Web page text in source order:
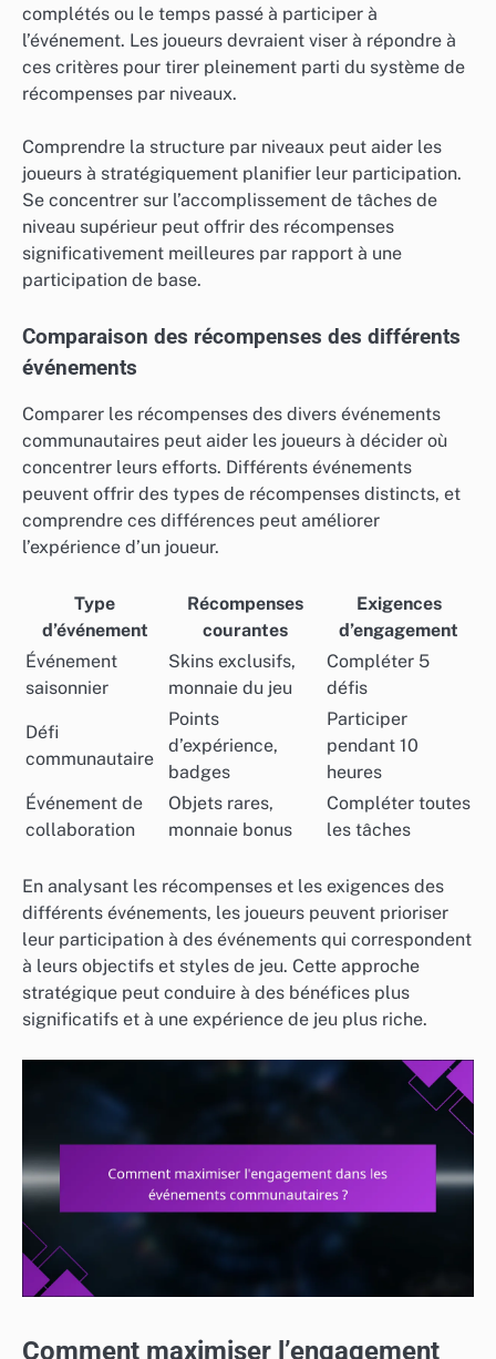
complétés ou le temps passé à participer à
l’événement. Les joueurs devraient viser à répondre à
ces critères pour tirer pleinement parti du système de
récompenses par niveaux.
Comprendre la structure par niveaux peut aider les
joueurs à stratégiquement planifier leur participation.
Se concentrer sur l’accomplissement de tâches de
niveau supérieur peut offrir des récompenses
significativement meilleures par rapport à une
participation de base.
Comparaison des récompenses des différents
événements
Comparer les récompenses des divers événements
communautaires peut aider les joueurs à décider où
concentrer leurs efforts. Différents événements
peuvent offrir des types de récompenses distincts, et
comprendre ces différences peut améliorer
l’expérience d’un joueur.
Type
d’événement
Récompenses
courantes
Exigences
d’engagement
Événement
saisonnier
Skins exclusifs,
monnaie du jeu
Compléter 5
défis
Défi
communautaire
Points
d’expérience,
badges
Participer
pendant 10
heures
Événement de
collaboration
Objets rares,
monnaie bonus
Compléter toutes
les tâches
En analysant les récompenses et les exigences des
différents événements, les joueurs peuvent prioriser
leur participation à des événements qui correspondent
à leurs objectifs et styles de jeu. Cette approche
stratégique peut conduire à des bénéfices plus
significatifs et à une expérience de jeu plus riche.
Comment maximiser l’engagement